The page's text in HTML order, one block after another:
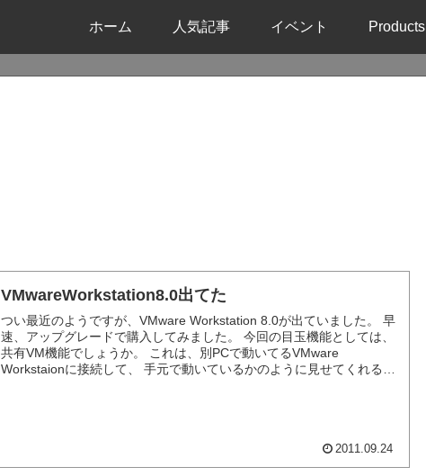
ホーム 人気記事 イベント Products
VMwareWorkstation8.0出てた
つい最近のようですが、VMware Workstation 8.0が出ていました。 早
速、アップグレードで購入してみました。 今回の目玉機能としては、
共有VM機能でしょうか。 これは、別PCで動いてるVMware
Workstaionに接続して、 手元で動いているかのように見せてくれる機
2011.09.24